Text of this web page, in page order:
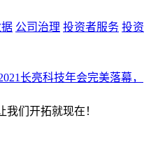
公司治理 投资者服务 投资
长亮科技年会完美落幕，
我们开拓就现在！